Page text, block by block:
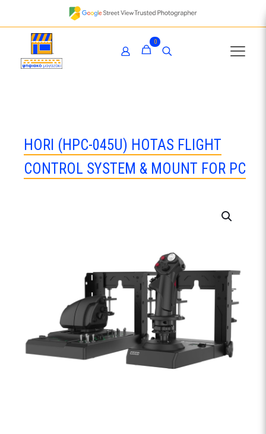
0
HORI (HPC-045U) HOTAS FLIGHT
CONTROL SYSTEM & MOUNT FOR PC